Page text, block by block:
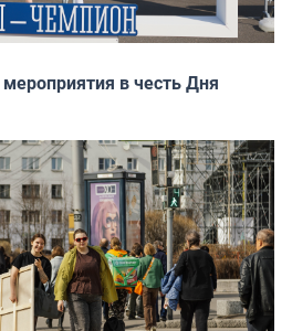
в честь Дня